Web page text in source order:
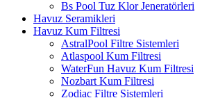
Bs Pool Tuz Klor Jeneratörleri
Havuz Seramikleri
Havuz Kum Filtresi
AstralPool Filtre Sistemleri
Atlaspool Kum Filtresi
WaterFun Havuz Kum Filtresi
Nozbart Kum Filtresi
Zodiac Filtre Sistemleri